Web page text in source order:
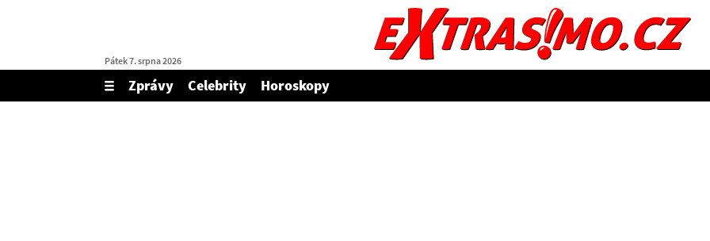
Pátek 7. srpna 2026
Zobrazit/skrýt
menu
Zprávy Celebrity Horoskopy